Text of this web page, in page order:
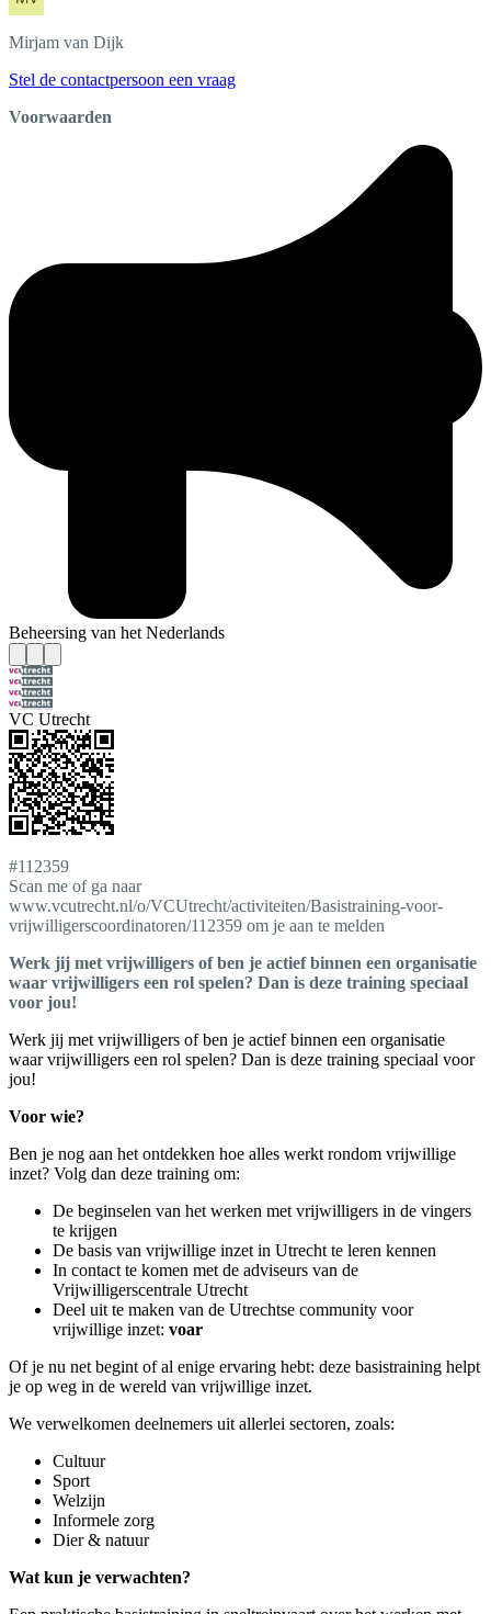
Mirjam van Dijk
Stel de contactpersoon een vraag
Voorwaarden
Beheersing van het Nederlands
VC Utrecht
#112359
Scan me of ga naar
www.vcutrecht.nl/o/VCUtrecht/activiteiten/Basistraining-voor-
vrijwilligerscoordinatoren/112359 om je aan te melden
Werk jij met vrijwilligers of ben je actief binnen een organisatie
waar vrijwilligers een rol spelen? Dan is deze training speciaal
voor jou!
Werk jij met vrijwilligers of ben je actief binnen een organisatie
waar vrijwilligers een rol spelen? Dan is deze training speciaal voor
jou!
Voor wie?
Ben je nog aan het ontdekken hoe alles werkt rondom vrijwillige
inzet? Volg dan deze training om:
De beginselen van het werken met vrijwilligers in de vingers
te krijgen
De basis van vrijwillige inzet in Utrecht te leren kennen
In contact te komen met de adviseurs van de
Vrijwilligerscentrale Utrecht
Deel uit te maken van de Utrechtse community voor
vrijwillige inzet: voar
Of je nu net begint of al enige ervaring hebt: deze basistraining helpt
je op weg in de wereld van vrijwillige inzet.
We verwelkomen deelnemers uit allerlei sectoren, zoals:
Cultuur
Sport
Welzijn
Informele zorg
Dier & natuur
Wat kun je verwachten?